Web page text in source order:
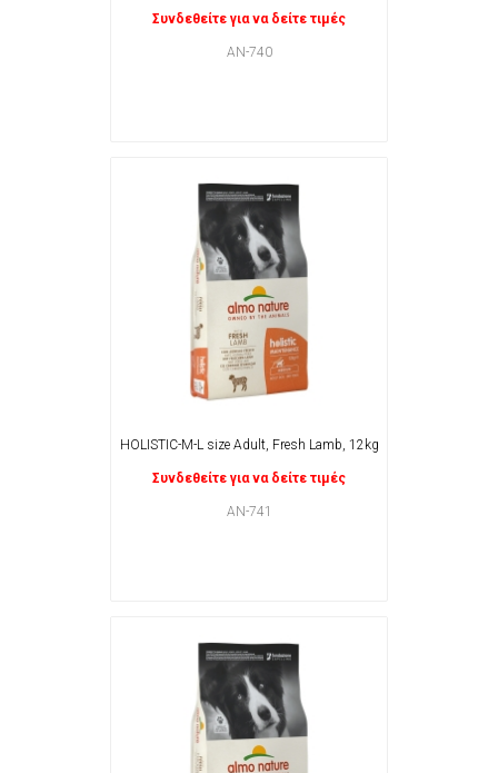
Συνδεθείτε για να δείτε τιμές
AN-740
HOLISTIC-M-L size Adult, Fresh Lamb, 12kg
Συνδεθείτε για να δείτε τιμές
AN-741